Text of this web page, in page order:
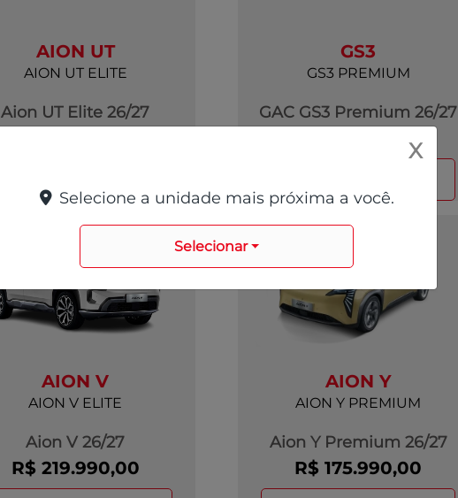
AION UT
AION UT ELITE
Aion UT Elite 26/27
GS3
GS3 PREMIUM
GAC GS3 Premium 26/27
R$ 139.990,00
AION V
AION V ELITE
Aion V 26/27
R$ 219.990,00
AION Y
AION Y PREMIUM
Aion Y Premium 26/27
R$ 175.990,00
X
Selecione a unidade mais próxima a você.
Selecionar